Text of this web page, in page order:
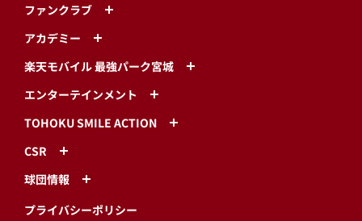
ファンクラブ
アカデミー
楽天モバイル 最強パーク宮城
エンターテインメント
TOHOKU SMILE ACTION
CSR
球団情報
プライバシーポリシー